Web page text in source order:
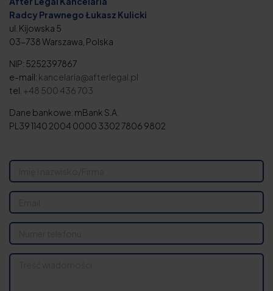
Radcy Prawnego Łukasz Kulicki
ul. Kijowska 5
03-738 Warszawa, Polska
NIP: 5252397867
e-mail: kancelaria@afterlegal.pl
tel. +48 500 436 703
Dane bankowe: mBank S.A.
PL39 1140 2004 0000 3302 7806 9802